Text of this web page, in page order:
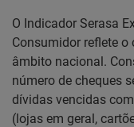
O Indicador Serasa
Consumidor reflete
âmbito nacional.
número de cheques
dívidas vencidas
(lojas em geral,